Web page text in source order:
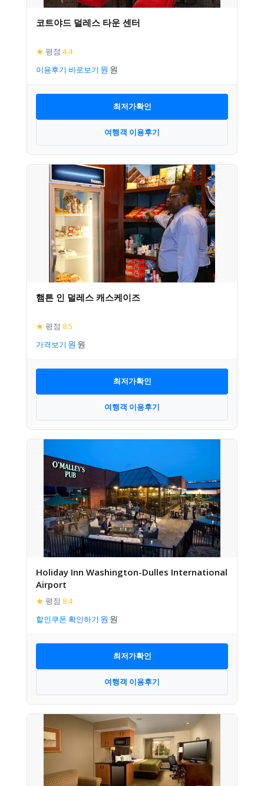
코트야드 덜레스 타운 센터
★ 평점 4.4
이용후기 바로보기
최저가확인
여행객 이용후기
햄튼 인 덜레스 캐스케이즈
★ 평점 8.5
가격보기
최저가확인
여행객 이용후기
Holiday Inn Washington-Dulles International
Airport
★ 평점 8.4
할인쿠폰 확인하기
최저가확인
여행객 이용후기